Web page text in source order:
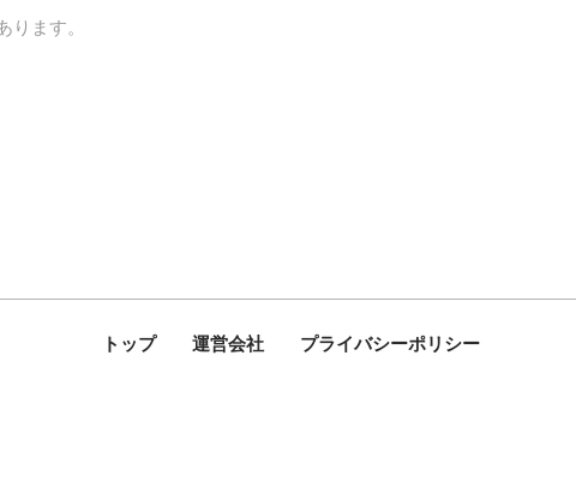
ます。
トップ 運営会社 プライバシーポリシー